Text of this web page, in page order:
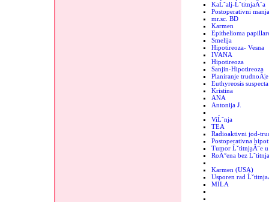
KaĹˇalj-ĹˇtitnjaĂ¨a
Postoperativni
mr.sc. BD
Karmen
Epithelioma
Smelija
Hipotireoza- Vesna
IVANA
Hipotireoza
Sanjin-Hipotireoza
Planiranje trudnoĂ¦e
Euthyreosis suspecta
Kristina
ANA
Antonija J.
ViĹˇnja
TEA
Radioaktivni jod-
Postoperativna
Tumor ĹˇtitnjaĂ¨e
RoĂ°ena bez
Karmen (USA)
Usporen rad
MILA